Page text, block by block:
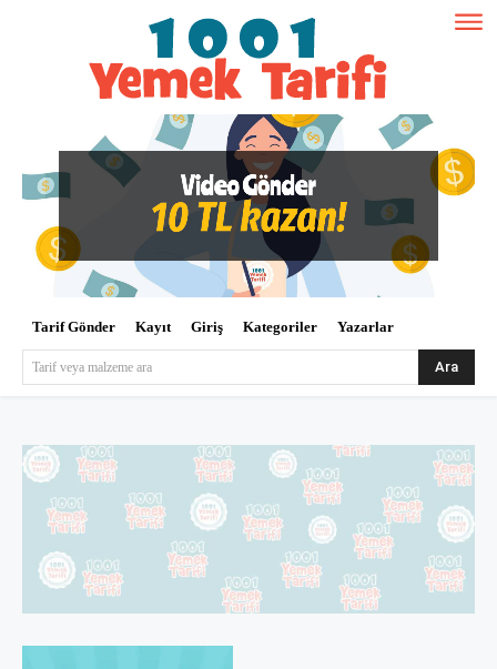
Tarif Gönder Kayıt Giriş Kategoriler Yazarlar
Tarif veya malzeme ara Ara